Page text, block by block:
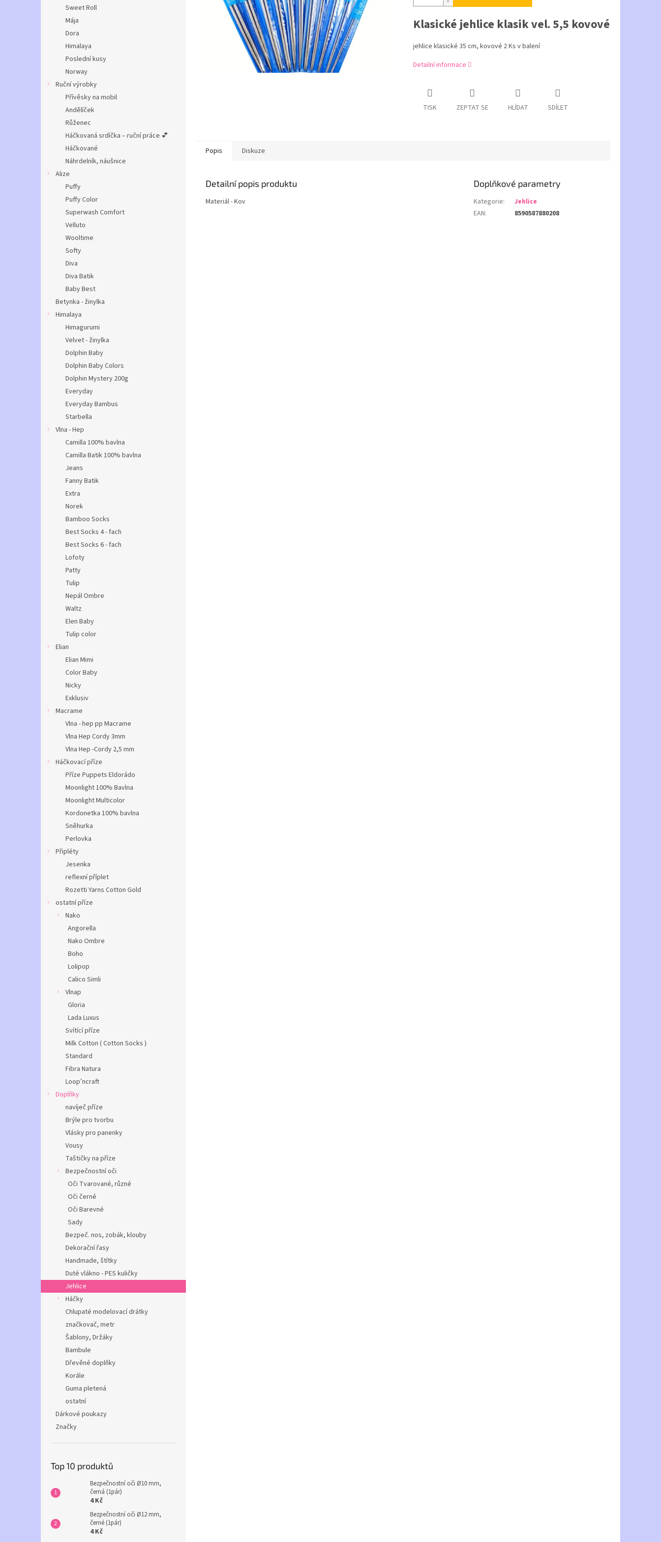
Sweet Roll
Mája
Dora
Himalaya
Poslední kusy
Norway
Ruční výrobky
Přívěsky na mobil
Andělíček
Růženec
Háčkovaná srdíčka – ruční práce 💕
Háčkované
Náhrdelník, náušnice
Alize
Puffy
Puffy Color
Superwash Comfort
Velluto
Wooltime
Softy
Diva
Diva Batik
Baby Best
Betynka - žinylka
Himalaya
Himagurumi
Velvet - žinylka
Dolphin Baby
Dolphin Baby Colors
Dolphin Mystery 200g
Everyday
Everyday Bambus
Starbella
Vlna - Hep
Camilla 100% bavlna
Camilla Batik 100% bavlna
Jeans
Fanny Batik
Extra
Norek
Bamboo Socks
Best Socks 4 - fach
Best Socks 6 - fach
Lofoty
Patty
Tulip
Nepál Ombre
Waltz
Elen Baby
Tulip color
Elian
Elian Mimi
Color Baby
Nicky
Exklusiv
Macrame
Vlna - hep pp Macrame
Vlna Hep Cordy 3mm
Vlna Hep -Cordy 2,5 mm
Háčkovací příze
Příze Puppets Eldorádo
Moonlight 100% Bavlna
Moonlight Multicolor
Kordonetka 100% bavlna
Sněhurka
Perlovka
Připléty
Jesenka
reflexní příplet
Rozetti Yarns Cotton Gold
ostatní příze
Nako
Angorella
Nako Ombre
Boho
Lolipop
Calico Simli
Vlnap
Gloria
Lada Luxus
Svítící příze
Milk Cotton ( Cotton Socks )
Standard
Fibra Natura
Loop’ncraft
Doplňky
navíječ příze
Brýle pro tvorbu
Vlásky pro panenky
Vousy
Taštičky na příze
Bezpečnostní oči
Oči Tvarované, různé
Oči černé
Oči Barevné
Sady
Bezpeč. nos, zobák, klouby
Dekorační řasy
Handmade, štítky
Duté vlákno - PES kuličky
Jehlice
Háčky
Chlupaté modelovací drátky
značkovač, metr
Šablony, Držáky
Bambule
Dřevěné doplňky
Korále
Guma pletená
ostatní
Dárkové poukazy
Značky
Top 10 produktů
Bezpečnostní oči Ø10 mm,
černá (1pár)
4 Kč
Bezpečnostní oči Ø12 mm,
černé (1pár)
4 Kč
Klasické jehlice klasik vel. 5,5 kovové
jehlice klasické 35 cm, kovové 2 Ks v balení
Detailní informace
TISK ZEPTAT SE HLÍDAT SDÍLET
Popis Diskuze
Detailní popis produktu
Materiál - Kov
Doplňkové parametry
Kategorie:
Jehlice
EAN: 8590587880208